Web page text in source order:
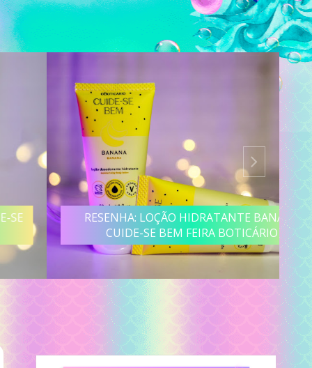
RESENHA: LOÇÃO HIDRATANTE BANANA
CUIDE-SE BEM FEIRA BOTICÁRIO